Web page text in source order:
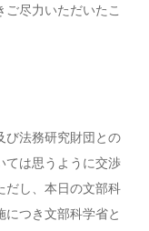
尽力いただいたこ
び法務研究財団との
ては思うように交渉
だし、本日の文部科
つき文部科学省と